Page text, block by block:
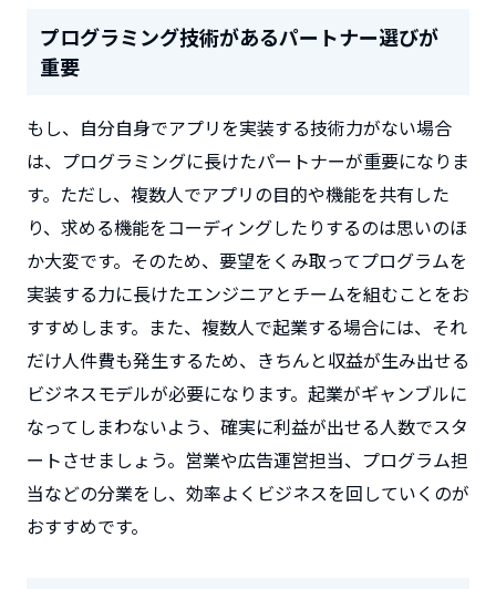
プログラミング技術があるパートナー選びが
重要
もし、自分自身でアプリを実装する技術力がない場合
は、プログラミングに長けたパートナーが重要になりま
す。ただし、複数人でアプリの目的や機能を共有した
り、求める機能をコーディングしたりするのは思いのほ
か大変です。そのため、要望をくみ取ってプログラムを
実装する力に長けたエンジニアとチームを組むことをお
すすめします。また、複数人で起業する場合には、それ
だけ人件費も発生するため、きちんと収益が生み出せる
ビジネスモデルが必要になります。起業がギャンブルに
なってしまわないよう、確実に利益が出せる人数でスタ
ートさせましょう。営業や広告運営担当、プログラム担
当などの分業をし、効率よくビジネスを回していくのが
おすすめです。